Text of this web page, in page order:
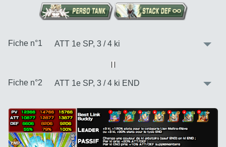
Fiche n°1
Vue alternative
Fiche n°2